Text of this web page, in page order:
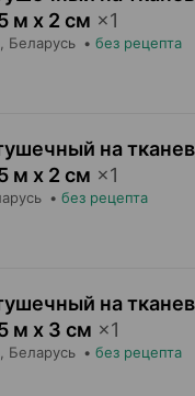
м х 2 см ×1
, Беларусь • без рецепта
на
м х 2 см ×1
• без рецепта
на
м х 3 см ×1
, Беларусь • без рецепта